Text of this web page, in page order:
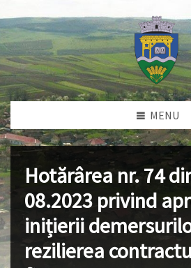
MENU
Hotărârea nr. 74
08.2023 privind
inițierii
rezilierea